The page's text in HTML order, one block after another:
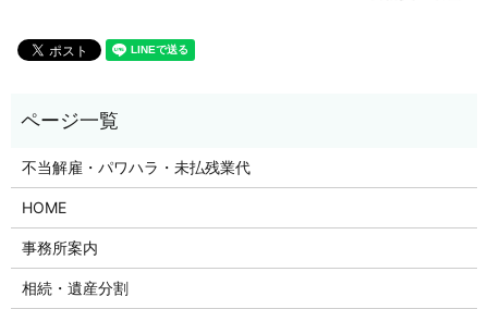
不当解雇・パワハラ・未払残業代
HOME
事務所案内
相続・遺産分割